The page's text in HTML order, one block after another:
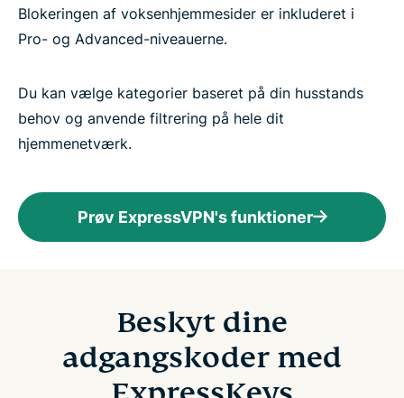
Blokeringen af voksenhjemmesider er inkluderet i
Pro- og Advanced-niveauerne.
Du kan vælge kategorier baseret på din husstands
behov og anvende filtrering på hele dit
hjemmenetværk.
Prøv ExpressVPN's funktioner
Beskyt dine
adgangskoder med